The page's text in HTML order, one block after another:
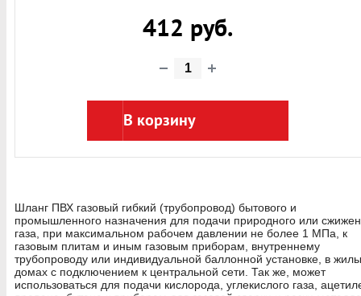
412 руб.
В корзину
Шланг ПВХ газовый гибкий (трубопровод) бытового и
промышленного назначения для подачи природного или
газа, при максимальном рабочем давлении не более 1 МПа, к
газовым плитам и иным газовым приборам, внутреннему
трубопроводу или индивидуальной баллонной установке, в
домах с подключением к центральной сети. Так же, может
использоваться для подачи кислорода, углекислого газа,